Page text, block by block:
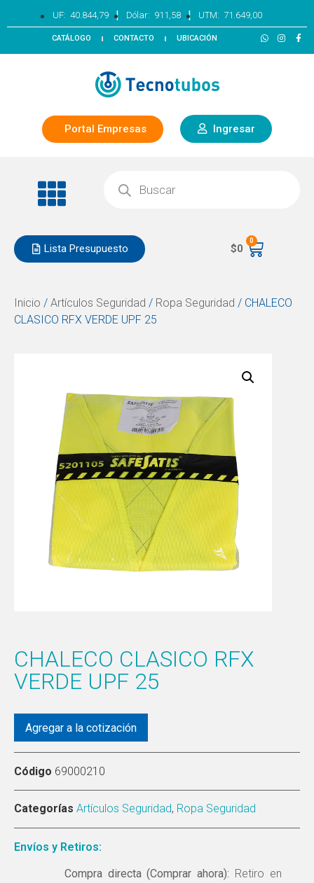
UF: 40.844,79 | Dólar: 911,58 | UTM: 71.649,00
CATÁLOGO CONTACTO UBICACIÓN
Portal Empresas Ingresar
Lista Presupuesto $0
0
Inicio / Artículos Seguridad / Ropa Seguridad / CHALECO
CLASICO RFX VERDE UPF 25
CHALECO CLASICO RFX
VERDE UPF 25
Agregar a la cotización
Código 69000210
Categorías Artículos Seguridad, Ropa Seguridad
Envíos y Retiros:
Compra directa (Comprar ahora): Retiro en